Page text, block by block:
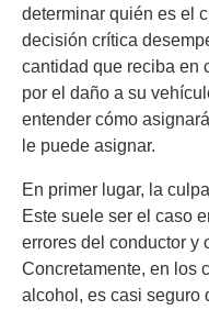
determinar quién es el
decisión crítica
cantidad que reciba en
por el daño a su
entender cómo
le puede asignar.
En primer lugar, la
Este suele ser el caso
errores del conductor y
Concretamente, en los
alcohol, es casi seguro